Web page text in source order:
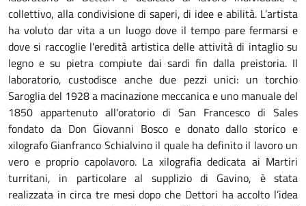
collettivo, alla condivisione di saperi, di idee e abilità. L’artista
ha voluto dar vita a un luogo dove il tempo pare fermarsi e
dove si raccoglie l'eredità artistica delle attività di intaglio su
legno e su pietra compiute dai sardi fin dalla preistoria. Il
laboratorio, custodisce anche due pezzi unici: un torchio
Saroglia del 1928 a macinazione meccanica e uno manuale del
1850 appartenuto all'oratorio di San Francesco di Sales
fondato da Don Giovanni Bosco e donato dallo storico e
xilografo Gianfranco Schialvino il quale ha definito il lavoro un
vero e proprio capolavoro. La xilografia dedicata ai Martiri
turritani, in particolare al supplizio di Gavino, è stata
realizzata in circa tre mesi dopo che Dettori ha accolto l’idea